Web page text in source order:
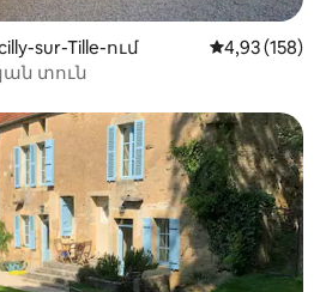
sur-Tille-ում Միջին
4,93 (158)
տուն